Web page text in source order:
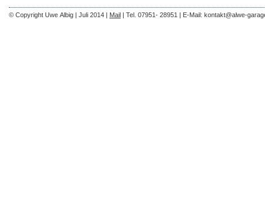
© Copyright Uwe Albig | Juli 2014 | Mail | Tel. 07951- 28951 | E-Mail: kontakt@alwe-